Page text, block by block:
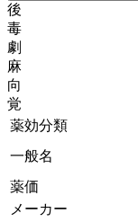
後
毒
劇
麻
向
覚
薬効分類
一般名
薬価
メーカー